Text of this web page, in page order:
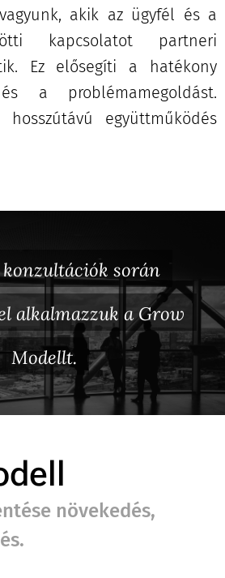
akik az ügyfél és a
kapcsolatot partneri
Ez elősegíti a hatékony
a problémamegoldást.
együttműködés
során
alkalmazzuk a Grow
Modellt.
növekedés,